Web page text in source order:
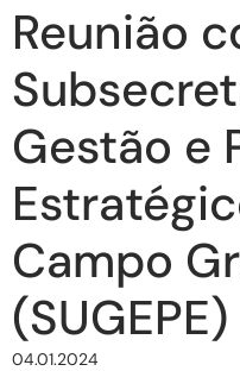
Reunião
Gestão e
Campo
(SUGEPE)
04.01.2024